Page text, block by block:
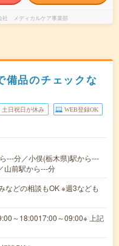
社 メディカルケア事業部
備品のチェックな
土日祝日が休み WEB登録OK
---分／小俣(栃木県)駅から---
山前駅から---分
などの相談もOK ※週3なども
～18:0017:00～09:00※ 上記